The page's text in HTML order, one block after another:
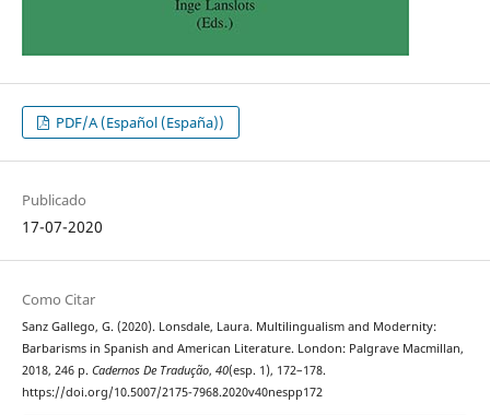
PDF/A (Español (España))
Publicado
17-07-2020
Como Citar
Sanz Gallego, G. (2020). Lonsdale, Laura. Multilingualism and Modernity:
Barbarisms in Spanish and American Literature. London: Palgrave Macmillan,
2018, 246 p. Cadernos De Tradução, 40(esp. 1), 172–178.
https://doi.org/10.5007/2175-7968.2020v40nespp172